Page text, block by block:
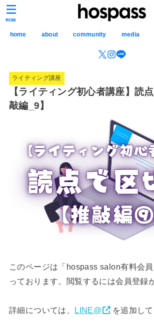
hospass media
home about community media
MENU
ライティング講座
【ライティング初心者講座】読
敲編_9】
このページは「hospass salon有料会
っております。閲覧するには会員登録
詳細については、 LINE@
を追加し